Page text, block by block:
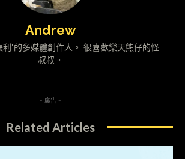
Andrew
利"的多媒體創作人。 很喜歡樂天熊仔的怪
叔叔。
- 廣告 -
Related Articles